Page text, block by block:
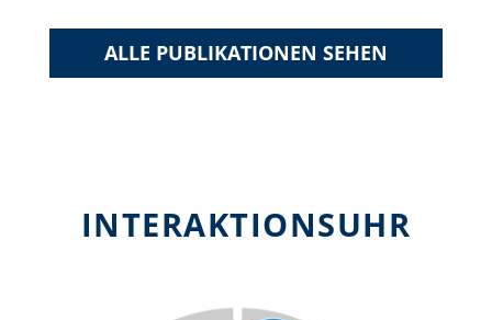
ALLE PUBLIKATIONEN SEHEN
INTERAKTIONSUHR